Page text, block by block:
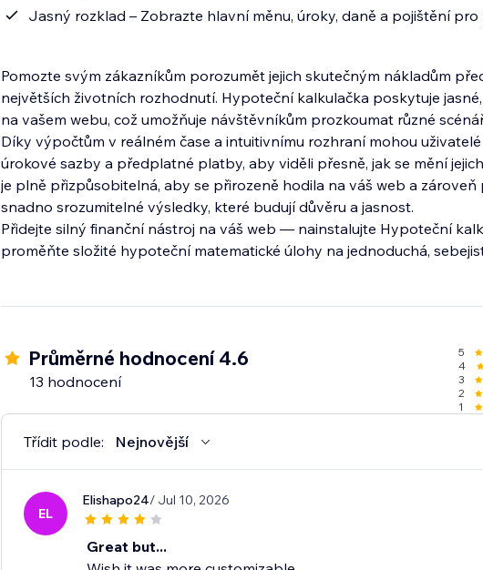
Jasný rozklad – Zobrazte hlavní měnu, úroky, daně a pojištění
Pomozte svým zákazníkům porozumět jejich skutečným nákladům
největších životních rozhodnutí. Hypoteční kalkulačka poskytuje
na vašem webu, což umožňuje návštěvníkům prozkoumat různé
Díky výpočtům v reálném čase a intuitivnímu rozhraní mohou
úrokové sazby a předplatné platby, aby viděli přesně, jak se mění
je plně přizpůsobitelná, aby se přirozeně hodila na váš web a
snadno srozumitelné výsledky, které budují důvěru a jasnost.
Přidejte silný finanční nástroj na váš web — nainstalujte Hypoteční
proměňte složité hypoteční matematické úlohy na jednoduchá,
Průměrné hodnocení 4.6
13 hodnocení
5
4
3
2
1
Třídit podle: Nejnovější
EL
Elishapo24/ Jul 10, 2026
Great but...